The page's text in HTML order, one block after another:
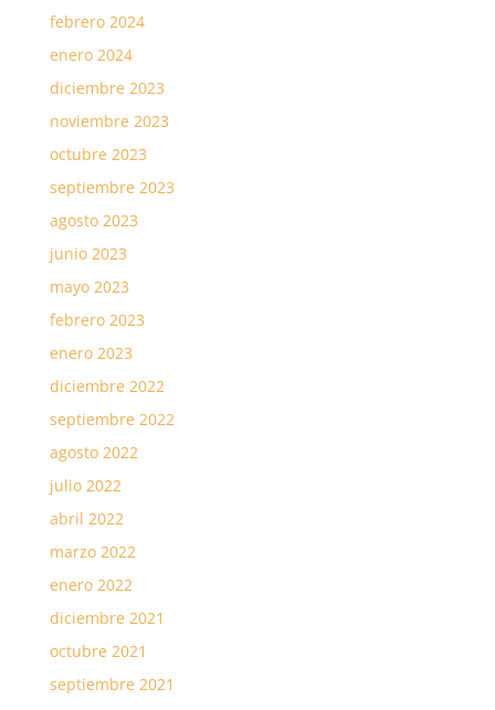
febrero 2024
enero 2024
diciembre 2023
noviembre 2023
octubre 2023
septiembre 2023
agosto 2023
junio 2023
mayo 2023
febrero 2023
enero 2023
diciembre 2022
septiembre 2022
agosto 2022
julio 2022
abril 2022
marzo 2022
enero 2022
diciembre 2021
octubre 2021
septiembre 2021